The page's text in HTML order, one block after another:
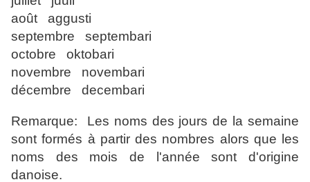
août aggusti
septembre septembari
octobre oktobari
novembre novembari
décembre decembari
Remarque: Les noms des jours de la semaine
sont formés à partir des nombres alors que les
noms des mois de l'année sont d'origine
danoise.